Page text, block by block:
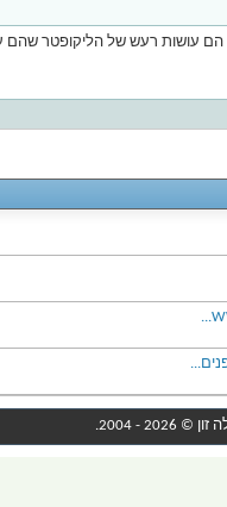
, הם עושות רעש של הליקופטר שהם
זון © 2026 - 2004.